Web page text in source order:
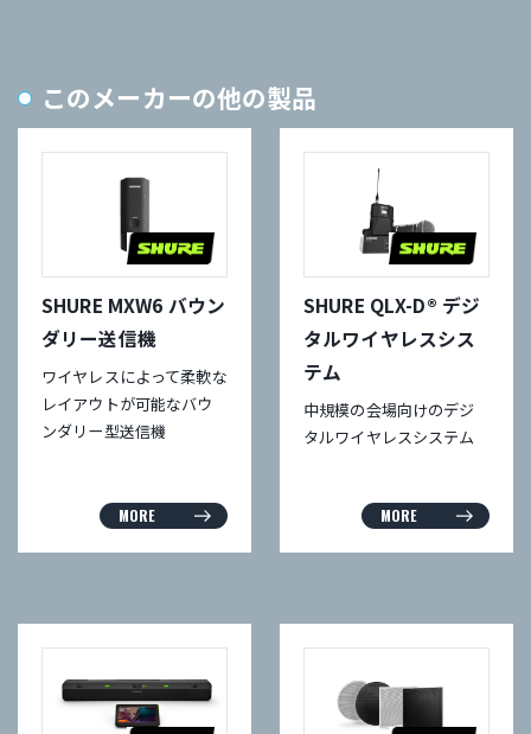
このメーカーの他の製品
SHURE MXW6 バウン
ダリー送信機
ワイヤレスによって柔軟な
レイアウトが可能なバウ
ンダリー型送信機
MORE
SHURE QLX-D® デジ
タルワイヤレスシス
テム
中規模の会場向けのデジ
タルワイヤレスシステム
MORE